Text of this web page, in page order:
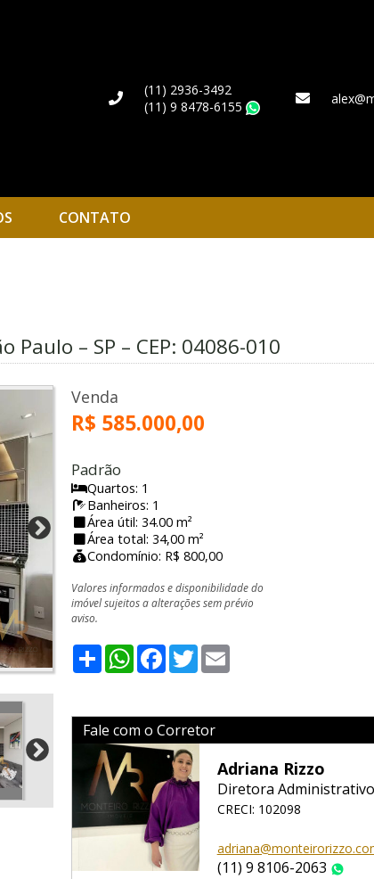
(11) 2936-3492
(11) 9 8478-6155
CONTATO
Paulo – SP – CEP: 04086-010
Venda
R$ 585.000,00
Padrão
Quartos: 1
Banheiros: 1
Área útil: 34.00 m²
Área total: 34,00 m²
Condomínio: R$ 800,00
Valores informados e disponibilidade do
imóvel sujeitos a alterações sem prévio
aviso.
ShareWhatsApp
Facebook
Twitter
Fale com o Corretor
Adriana Rizzo
Diretora
CRECI: 102098
(11) 9 8106-2063